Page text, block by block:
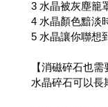
3 水晶被灰塵籠
4 水晶顏色黯淡
5 水晶讓你聯想
【消磁碎石也需
水晶碎石可以長